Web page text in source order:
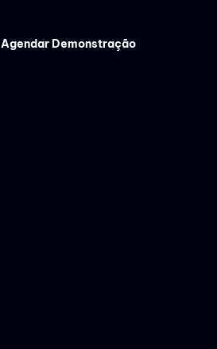
Agendar Demonstração